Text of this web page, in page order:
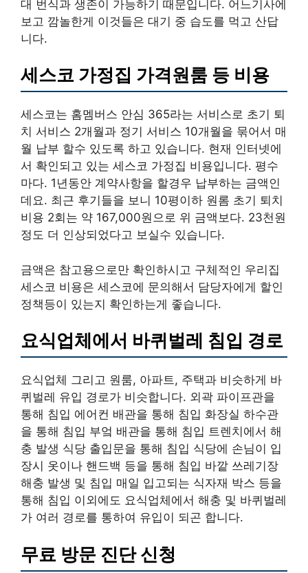
대 번식과 생존이 가능하기 때문입니다. 어느기사에
보고 깜놀한게 이것들은 대기 중 습도를 먹고 산답
니다.
세스코 가정집 가격원룸 등 비용
세스코는 홈멤버스 안심 365라는 서비스로 초기 퇴
치 서비스 2개월과 정기 서비스 10개월을 묶어서 매
월 납부 할수 있도록 하고 있습니다. 현재 인터넷에
서 확인되고 있는 세스코 가정집 비용입니다. 평수
마다. 1년동안 계약사항을 할경우 납부하는 금액인
데요. 최근 후기들을 보니 10평이하 원롬 초기 퇴치
비용 2회는 약 167,000원으로 위 금액보다. 23천원
정도 더 인상되었다고 보실수 있습니다.
금액은 참고용으로만 확인하시고 구체적인 우리집
세스코 비용은 세스코에 문의해서 담당자에게 할인
정책등이 있는지 확인하는게 좋습니다.
요식업체에서 바퀴벌레 침입 경로
요식업체 그리고 원룸, 아파트, 주택과 비슷하게 바
퀴벌레 유입 경로가 비슷합니다. 외곽 파이프관을
통해 침입 에어컨 배관을 통해 침입 화장실 하수관
을 통해 침입 부엌 배관을 통해 침입 트렌치에서 해
충 발생 식당 출입문을 통해 침입 식당에 손님이 입
장시 옷이나 핸드백 등을 통해 침입 바깥 쓰레기장
해충 발생 및 침입 매일 입고되는 식자재 박스 등을
통해 침입 이외에도 요식업체에서 해충 및 바퀴벌레
가 여러 경로를 통하여 유입이 되곤 합니다.
무료 방문 진단 신청